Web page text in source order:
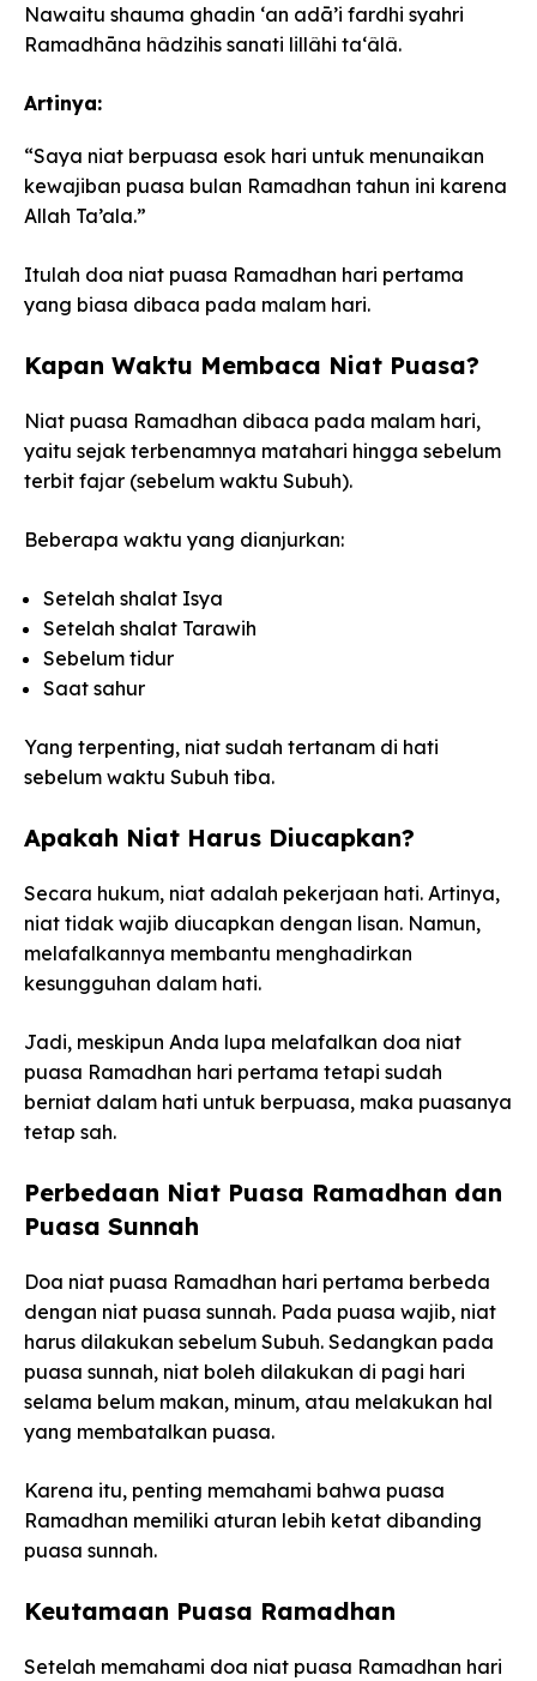
Nawaitu shauma ghadin ‘an adā’i fardhi syahri
Ramadhāna hâdzihis sanati lillâhi ta‘âlâ.
Artinya:
“Saya niat berpuasa esok hari untuk menunaikan
kewajiban puasa bulan Ramadhan tahun ini karena
Allah Ta’ala.”
Itulah doa niat puasa Ramadhan hari pertama
yang biasa dibaca pada malam hari.
Kapan Waktu Membaca Niat Puasa?
Niat puasa Ramadhan dibaca pada malam hari,
yaitu sejak terbenamnya matahari hingga sebelum
terbit fajar (sebelum waktu Subuh).
Beberapa waktu yang dianjurkan:
Setelah shalat Isya
Setelah shalat Tarawih
Sebelum tidur
Saat sahur
Yang terpenting, niat sudah tertanam di hati
sebelum waktu Subuh tiba.
Apakah Niat Harus Diucapkan?
Secara hukum, niat adalah pekerjaan hati. Artinya,
niat tidak wajib diucapkan dengan lisan. Namun,
melafalkannya membantu menghadirkan
kesungguhan dalam hati.
Jadi, meskipun Anda lupa melafalkan doa niat
puasa Ramadhan hari pertama tetapi sudah
berniat dalam hati untuk berpuasa, maka puasanya
tetap sah.
Perbedaan Niat Puasa Ramadhan dan
Puasa Sunnah
Doa niat puasa Ramadhan hari pertama berbeda
dengan niat puasa sunnah. Pada puasa wajib, niat
harus dilakukan sebelum Subuh. Sedangkan pada
puasa sunnah, niat boleh dilakukan di pagi hari
selama belum makan, minum, atau melakukan hal
yang membatalkan puasa.
Karena itu, penting memahami bahwa puasa
Ramadhan memiliki aturan lebih ketat dibanding
puasa sunnah.
Keutamaan Puasa Ramadhan
Setelah memahami doa niat puasa Ramadhan hari